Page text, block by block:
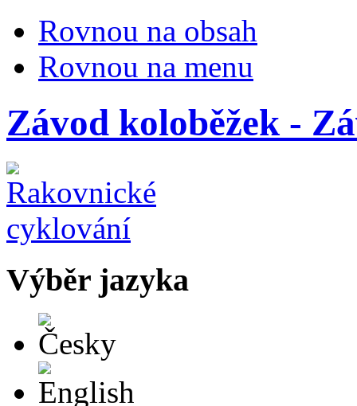
Rovnou na obsah
Rovnou na menu
Závod koloběžek -
Výběr jazyka